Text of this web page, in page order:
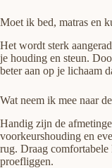
Moet ik bed, matras en
Het wordt sterk
je houding en steun.
beter aan op je lichaam
Wat neem ik mee naar
Handig zijn de
voorkeurshouding en
rug. Draag
proefliggen.